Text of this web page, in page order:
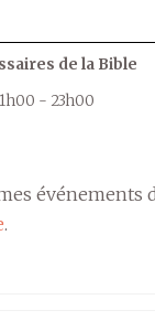
de la Bible
- 23h00
événements
.